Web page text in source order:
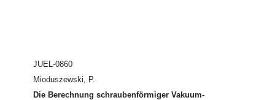
JUEL-0860
Mioduszewski, P.
Die Berechnung schraubenförmiger Vakuum-